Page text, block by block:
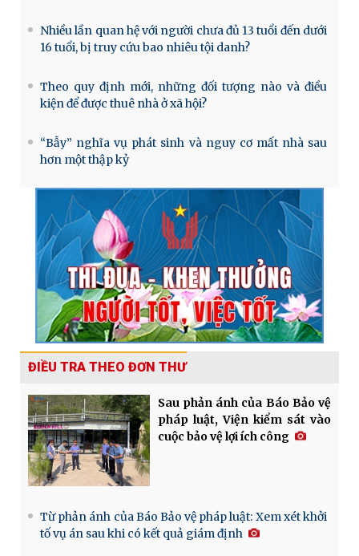
Nhiều lần quan hệ với người chưa đủ 13 tuổi đến dưới
16 tuổi, bị truy cứu bao nhiêu tội danh?
Theo quy định mới, những đối tượng nào và điều
kiện để được thuê nhà ở xã hội?
“Bẫy” nghĩa vụ phát sinh và nguy cơ mất nhà sau
hơn một thập kỷ
ĐIỀU TRA THEO ĐƠN THƯ
Sau phản ánh của Báo Bảo vệ
pháp luật, Viện kiểm sát vào
cuộc bảo vệ lợi ích công
Từ phản ánh của Báo Bảo vệ pháp luật: Xem xét khởi
tố vụ án sau khi có kết quả giám định